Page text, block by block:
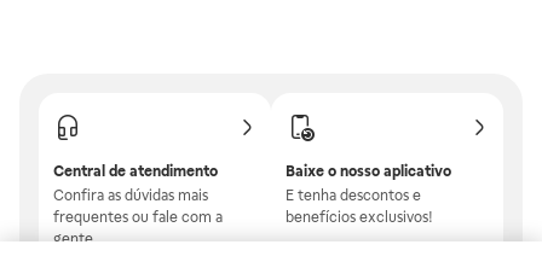
Central de atendimento
Confira as dúvidas mais
frequentes ou fale com a
gente.
Baixe o nosso aplicativo
E tenha descontos e
benefícios exclusivos!